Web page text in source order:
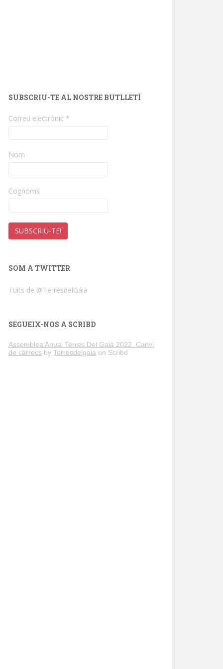
SUBSCRIU-TE AL NOSTRE BUTLLETÍ
Correu electrònic *
Nom
Cognoms
SOM A TWITTER
Tuits de @TerresdelGaia
SEGUEIX-NOS A SCRIBD
Assemblea Anual Terres Del Gaià 2022. Canvi
de càrrecs by Terresdelgaia on Scribd